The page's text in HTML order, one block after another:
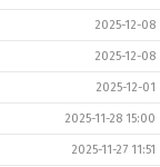
2025-12-08
2025-12-08
2025-12-01
2025-11-28 15:00
2025-11-27 11:51